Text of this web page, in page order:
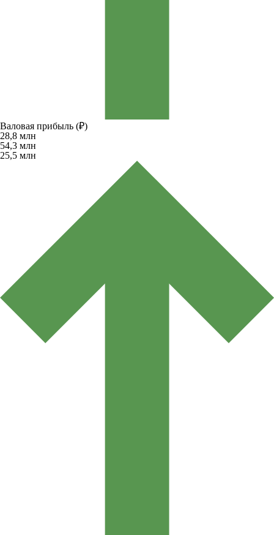
Валовая прибыль (₽)
28,8 млн
54,3 млн
25,5 млн